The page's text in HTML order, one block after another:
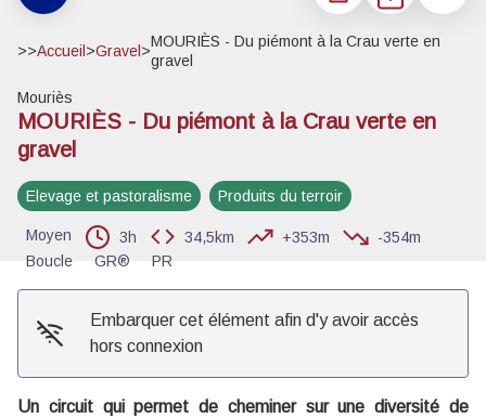
>>Accueil >Gravel >
MOURIÈS - Du piémont à la Crau verte en
gravel
Mouriès
MOURIÈS - Du piémont à la Crau verte en
gravel
Elevage et pastoralisme Produits du terroir
Moyen 3h 34,5km +353m
-354m
Boucle
GR® PR
Embarquer cet élément afin d'y avoir accès
hors connexion
Un circuit qui permet de cheminer sur une diversité de